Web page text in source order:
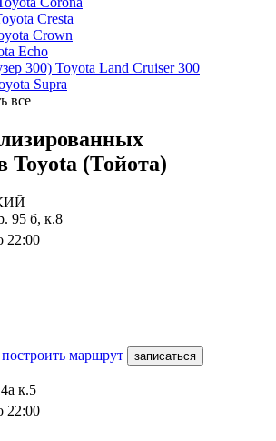
Cresta
Crown
Echo
Toyota Land Cruiser 300
Supra
все
Toyota (Тойота)
95 б, к.8
22:00
построить маршрут записаться
к.5
22:00